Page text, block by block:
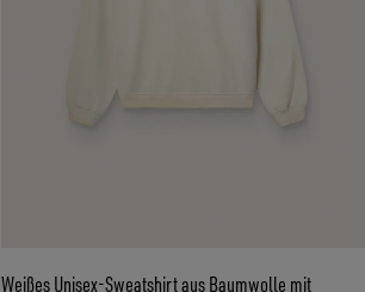
Weißes Unisex-Sweatshirt aus Baumwolle mit